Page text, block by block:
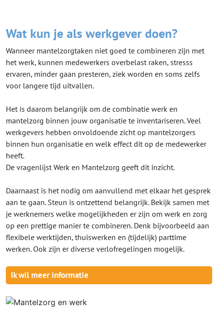
Wat kun je als werkgever doen?
Wanneer mantelzorgtaken niet goed te combineren zijn met
het werk, kunnen medewerkers overbelast raken, stresss
ervaren, minder gaan presteren, ziek worden en soms zelfs
voor langere tijd uitvallen.
Het is daarom belangrijk om de combinatie werk en
mantelzorg binnen jouw organisatie te inventariseren. Veel
werkgevers hebben onvoldoende zicht op mantelzorgers
binnen hun organisatie en welk effect dit op de medewerker
heeft.
De vragenlijst Werk en Mantelzorg geeft dit inzicht.
Daarnaast is het nodig om aanvullend met elkaar het gesprek
aan te gaan. Steun is ontzettend belangrijk. Bekijk samen met
je werknemers welke mogelijkheden er zijn om werk en zorg
op een prettige manier te combineren. Denk bijvoorbeeld aan
flexibele werktijden, thuiswerken en (tijdelijk) parttime
werken. Ook zijn er diverse verlofregelingen mogelijk.
Ik wil meer informatie